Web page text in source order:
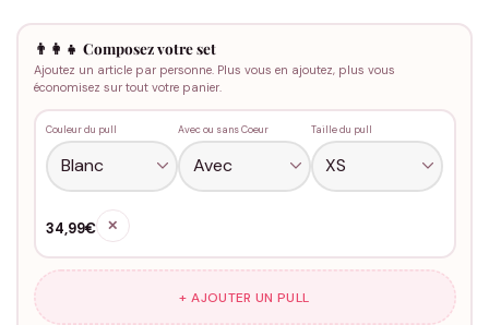
👨‍👩‍👧 Composez votre set
Ajoutez un article par personne. Plus vous en ajoutez, plus vous
économisez sur tout votre panier.
Couleur du pull Avec ou sans Coeur Taille du pull
34,99€ ✕
+ AJOUTER UN PULL